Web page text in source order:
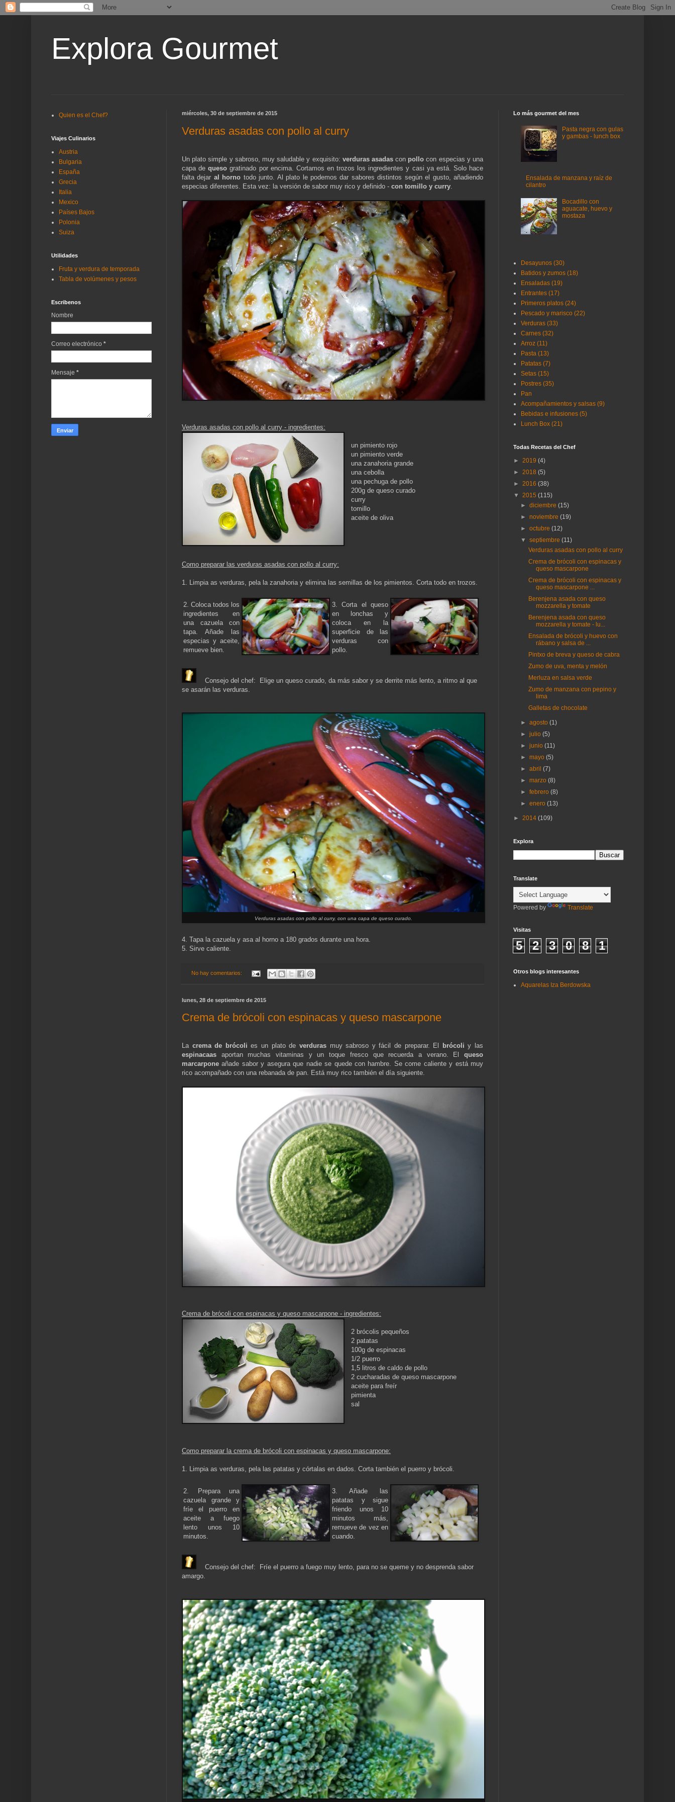
Explora Gourmet
miércoles, 30 de septiembre de 2015
Verduras asadas con pollo al curry
Un plato simple y sabroso, muy saludable y exquisito: verduras asadascon pollo con especias y una
capa dequeso gratinado por encima. Cortamos en trozos los ingredientes y casi ya está. Solo hace
falta dejar al horno todo junto. Al plato le podemos dar sabores distintos según el gusto, añadiendo
especias diferentes. Esta vez: la versión de sabor muy rico y definido - con tomillo y curry
Verduras asadas con pollo al curry - ingredientes:
un pimiento rojo
un pimiento verde
una zanahoria grande
una cebolla
una pechuga de pollo
200g de queso curado
curry
tomillo
aceite de oliva
Como preparar las verduras asadas con pollo al curry:
1. Limpia as verduras, pela la zanahoria y elimina las semillas de los pimientos. Corta todo en trozos.
2. Coloca todos los
ingredientes en
una cazuela con
tapa. Añade las
especias y aceite,
remueve bien.
3. Corta el queso
en lonchas y
coloca en la
superficie de las
verduras con
pollo.
Consejo del chef: Elige un queso curado, da más sabor y se derrite más lento, a ritmo al que
se asarán las verduras.
Verduras asadas con pollo al curry, con una capa de queso curado.
4. Tapa la cazuela y asa al horno a 180 grados durante una hora.
5. Sirve caliente.
No hay comentarios:
lunes, 28 de septiembre de 2015
Crema de brócoli con espinacas y queso mascarpone
La crema de brócoli es un plato de verdurasmuy sabroso y fácil de preparar. El brócoli y las
espinacaas aportan muchas vitaminas y un toque fresco que recuerda a verano. El queso
marcarpone añade sabor y asegura que nadie se quede con hambre. Se come caliente y está muy
rico acompañado con una rebanada de pan. Está muy rico también el día siguiente.
Crema de brócoli con espinacas y queso mascarpone - ingredientes:
2 brócolis pequeños
2 patatas
100g de espinacas
1/2 puerro
1,5 litros de caldo de pollo
2 cucharadas de queso mascarpone
aceite para freír
pimienta
sal
Como preparar la crema de brócoli con espinacas y queso mascarpone:
1. Limpia as verduras, pela las patatas y córtalas en dados. Corta también el puerro y brócoli.
2. Prepara una
cazuela grande y
fríe el puerro en
aceite a fuego
lento unos 10
minutos.
3. Añade las
patatas y sigue
friendo unos 10
minutos más,
remueve de vez en
cuando.
Consejo del chef: Fríe el puerro a fuego muy lento, para no se queme y no desprenda sabor
amargo.
Quien es el Chef?
Viajes Culinarios
Austria
Bulgaria
España
Grecia
Italia
Mexico
Países Bajos
Polonia
Suiza
Utilidades
Fruta y verdura de temporada
Tabla de volúmenes y pesos
Escribenos
Nombre
Correo electrónico *
Mensaje *
Lo más gourmet del mes
Pasta negra con gulas
y gambas - lunch box
Ensalada de manzana y raíz de
cilantro
Bocadillo con
aguacate, huevo y
mostaza
Desayunos (30)
Batidos y zumos (18)
Ensaladas (19)
Entrantes (17)
Primeros platos (24)
Pescado y marisco (22)
Verduras (33)
Carnes (32)
Arroz (11)
Pasta (13)
Patatas (7)
Setas (15)
Postres (35)
Pan
Acompañamientos y salsas (9)
Bebidas e infusiones (5)
Lunch Box (21)
Todas Recetas del Chef
► 2019 (4)
► 2018 (5)
► 2016 (38)
▼ 2015 (115)
►diciembre(15)
►noviembre(19)
►octubre(12)
▼septiembre(11)
Verduras asadas con pollo al curry
Crema de brócoli con espinacas y
queso mascarpone
Crema de brócoli con espinacas y
queso mascarpone ...
Berenjena asada con queso
mozzarella y tomate
Berenjena asada con queso
mozzarella y tomate - lu...
Ensalada de brócoli y huevo con
rábano y salsa de ...
Pintxo de breva y queso de cabra
Zumo de uva, menta y melón
Merluza en salsa verde
Zumo de manzana con pepino y
lima
Galletas de chocolate
►agosto(1)
►julio(5)
►junio(11)
►mayo(5)
►abril(7)
►marzo(8)
►febrero(8)
►enero(13)
► 2014 (109)
Explora
Translate
Powered by Translate
Visitas
5 2 3 0 8 1
Otros blogs interesantes
Aquarelas Iza Berdowska